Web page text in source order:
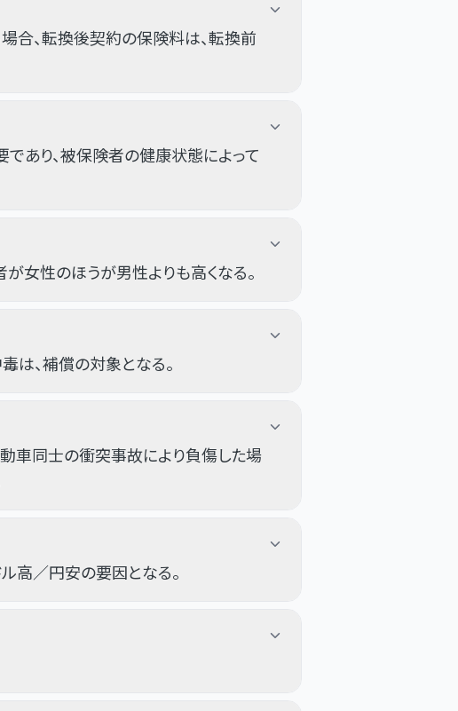
合、転換後契約の保険料は、転換前
あり、被保険者の健康状態によって
女性のほうが男性よりも高くなる。
は、補償の対象となる。
車同士の衝突事故により負傷した場
高／円安の要因となる。